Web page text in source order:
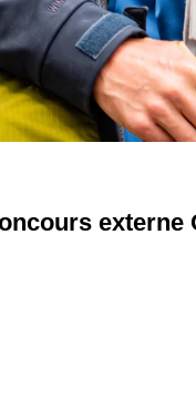
externe